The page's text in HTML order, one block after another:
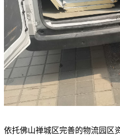
依托佛山禅城区完善的物流园区